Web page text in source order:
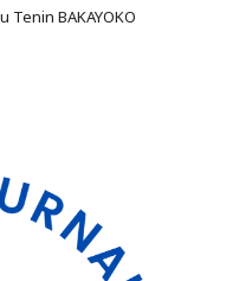
Tenin BAKAYOKO